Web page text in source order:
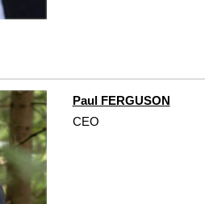
Paul FERGUSON
CEO